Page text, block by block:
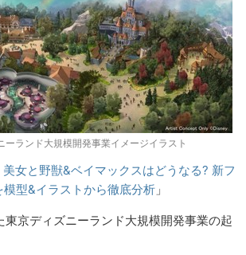
ーランド大規模開発事業イメージイラスト
美女と野獣&ベイマックスはどうなる? 新フ
模型&イラストから徹底分析 」
東京ディズニーランド大規模開発事業の起